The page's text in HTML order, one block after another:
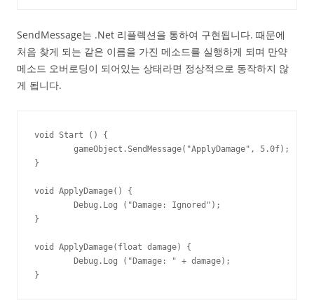
SendMessage는 .Net 리플렉션을 통하여 구현됩니다. 때문에
처음 찾게 되는 같은 이름을 가진 메소드를 실행하게 되며 만약
메소드 오버로딩이 되어있는 상태라면 정상적으로 동작하지 않
게 됩니다.
void Start () {
}
void ApplyDamage() {
}
void ApplyDamage(float damage) {
}